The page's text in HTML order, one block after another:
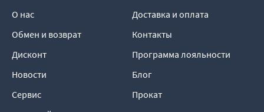
О нас
Доставка и оплата
Обмен и возврат
Контакты
Дисконт
Программа лояльности
Новости
Блог
Сервис
Прокат